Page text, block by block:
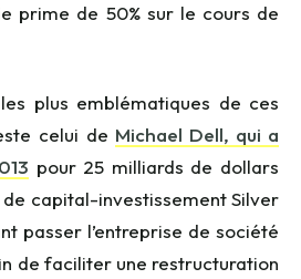
prime de 50% sur le cours de
plus emblématiques de ces
celui de Michael Dell, qui a
pour 25 milliards de dollars
capital-investissement Silver
passer l’entreprise de société
de faciliter une restructuration